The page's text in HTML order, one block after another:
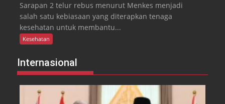
Sarapan 2 telur rebus menurut Menkes menjadi
salah satu kebiasaan yang diterapkan tenaga
kesehatan untuk membantu...
Kesehatan
Internasional